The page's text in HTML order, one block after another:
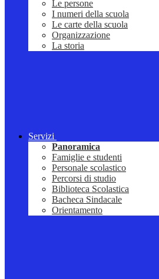
Le persone
I numeri della scuola
Le carte della scuola
Organizzazione
La storia
Servizi
Panoramica
Famiglie e studenti
Personale scolastico
Percorsi di studio
Biblioteca Scolastica
Bacheca Sindacale
Orientamento